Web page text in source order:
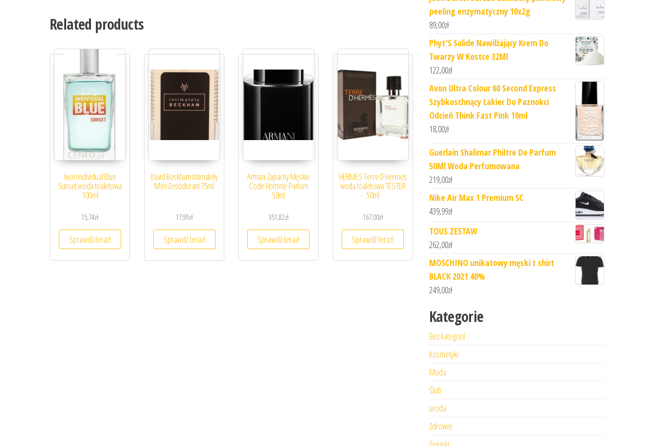
Related products
Avon Individual Blue
Sunset woda toaletowa
100ml
15,74zł
Sprawdź teraz!
David Beckham Intimately
Men Dezodorant 75ml
17,99zł
Sprawdź teraz!
Armani Zapachy Męskie
Code Homme Parfum
50ml
351,82zł
Sprawdź teraz!
HERMES Terre D Hermes
woda toaletowa TESTER
50ml
167,00zł
Sprawdź teraz!
peeling enzymatyczny 10x2g
89,00zł
Phyt'S Solide Nawilżający Krem Do
Twarzy W Kostce 32Ml
122,00zł
Avon Ultra Colour 60 Second Express
Szybkoschnący Lakier Do Paznokci
Odcień Think Fast Pink 10ml
18,00zł
Guerlain Shalimar Philtre De Parfum
50Ml Woda Perfumowana
219,00zł
Nike Air Max 1 Premium SC
439,99zł
TOUS ZESTAW
262,00zł
MOSCHINO unikatowy męski t shirt
BLACK 2021 40%
249,00zł
Kategorie
Bez kategorii
Kosmetyki
Moda
Ślub
uroda
Zdrowie